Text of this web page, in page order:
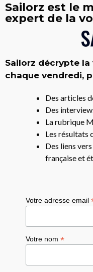
Sailorz est le
expert de la
Sailorz décrypte
chaque vendredi,
Des articles
Des
La rubrique
Les résultats
Des liens
française et
Votre adresse email
Votre nom*